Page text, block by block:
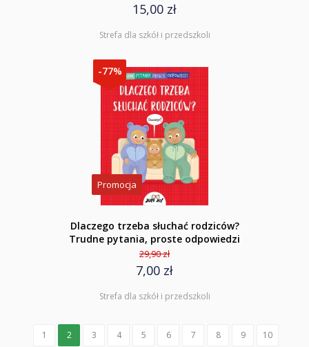
15,00 zł
Strefa dla szkół i przedszkoli
-77%
Promocja
Dlaczego trzeba słuchać rodziców?
Trudne pytania, proste odpowiedzi
29,90 zł
7,00 zł
Strefa dla szkół i przedszkoli
1 2 3 4 5 6 7 8 9 10